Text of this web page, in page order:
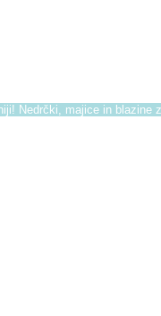
Nedrčki, majice in blazine